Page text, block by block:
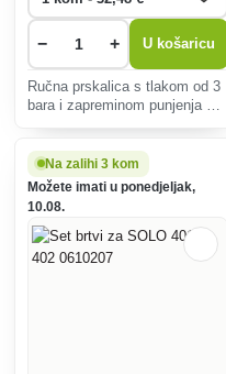
− + U košaricu
Ručna prskalica s tlakom od 3
bara i zapreminom punjenja od
staklenicima. Namijenjen je
svim kućanstvima i hobi
korisnicima.
Na zalihi 3 kom
Možete imati u ponedjeljak,
10.08.